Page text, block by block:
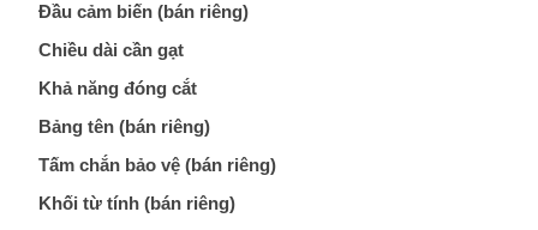
Đầu cảm biến (bán riêng)
Chiều dài cần gạt
Khả năng đóng cắt
Bảng tên (bán riêng)
Tấm chắn bảo vệ (bán riêng)
Khối từ tính (bán riêng)